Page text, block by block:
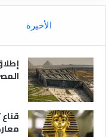
ل
ر
ة
الأخيرة